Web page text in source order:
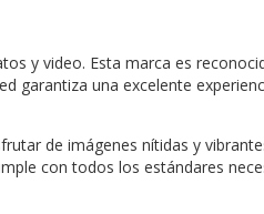
y video. Esta marca es
garantiza una excelente
de imágenes nítidas y
con todos los estándares